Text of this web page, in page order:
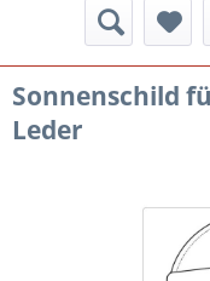
Sonnenschild
Leder